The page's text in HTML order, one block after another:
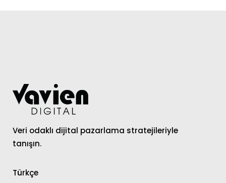
Veri odaklı dijital pazarlama stratejileriyle
tanışın.
Türkçe